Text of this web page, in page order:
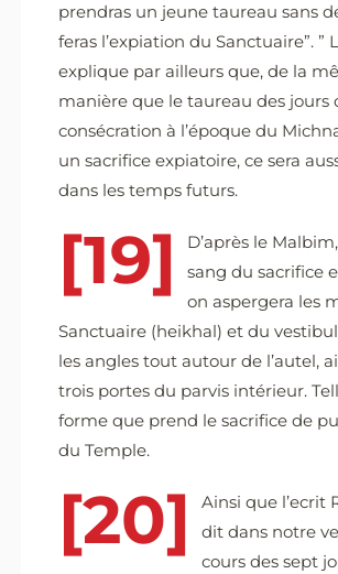
prendras un jeune taureau sans
feras l’expiation du Sanctuaire”. ”
explique par ailleurs que, de la
manière que le taureau des jours
consécration à l’époque du
un sacrifice expiatoire, ce sera
dans les temps futurs.
[19]
D’après le
sang du sacrifice
on aspergera les
Sanctuaire (heikhal) et du
les angles tout autour de l’autel,
trois portes du parvis intérieur.
forme que prend le sacrifice de
du Temple.
[20]
Ainsi que l’ecrit
dit dans notre
cours des sept